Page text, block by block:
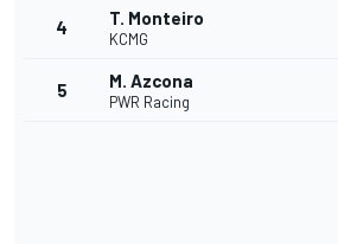
4 T. Monteiro
KCMG
5 M. Azcona
PWR Racing